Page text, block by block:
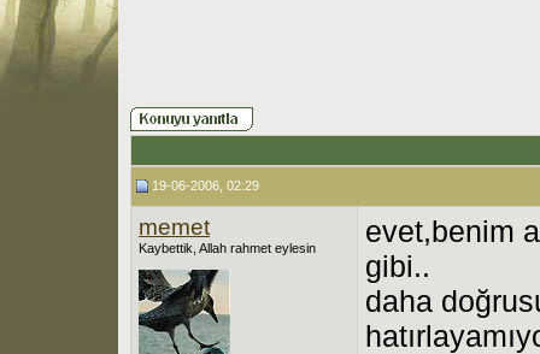
19-06-2006, 02:29
memet
Kaybettik, Allah rahmet eylesin
evet,benim
gibi..
daha